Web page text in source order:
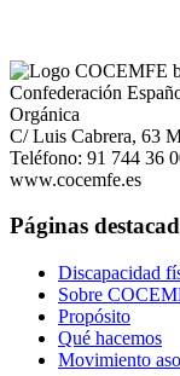
Confederación
Orgánica
C/ Luis Cabrera, 63
Teléfono: 91 744 36
www.cocemfe.es
Páginas
Discapacidad
Sobre
Propósito
Qué hacemos
Movimiento